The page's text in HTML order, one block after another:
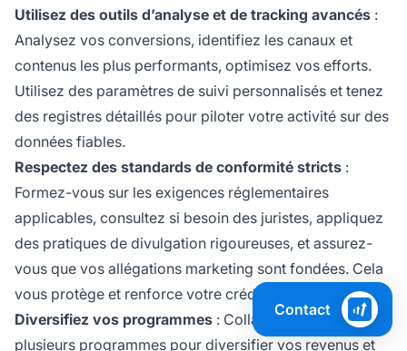
Utilisez des outils d’analyse et de tracking avancés :
Analysez vos conversions, identifiez les canaux et
contenus les plus performants, optimisez vos efforts.
Utilisez des paramètres de suivi personnalisés et tenez
des registres détaillés pour piloter votre activité sur des
données fiables.
Respectez des standards de conformité stricts :
Formez-vous sur les exigences réglementaires
applicables, consultez si besoin des juristes, appliquez
des pratiques de divulgation rigoureuses, et assurez-
vous que vos allégations marketing sont fondées. Cela
vous protège et renforce votre crédibilité.
Diversifiez vos programmes : Collaborez avec
plusieurs programmes pour diversifier vos revenus et
Contact